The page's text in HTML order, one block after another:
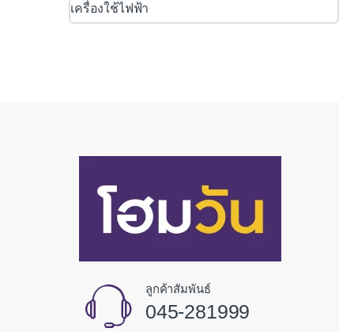
เครื่องใช้ไฟฟ้า
ลูกค้าสัมพันธ์
045-281999